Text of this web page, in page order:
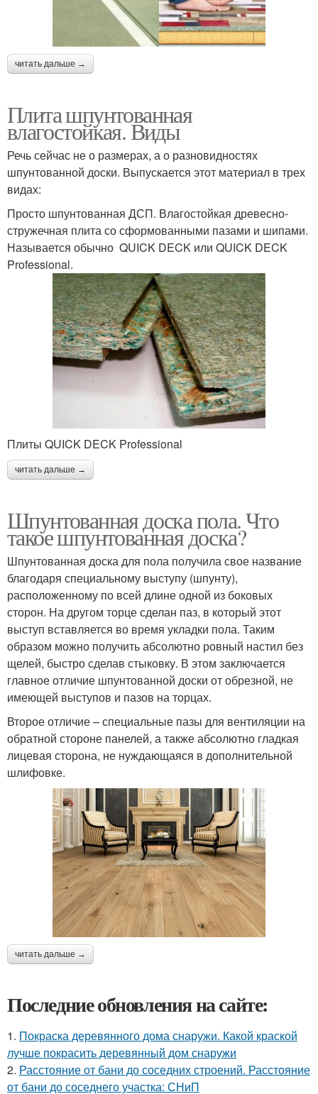
читать дальше →
Плита шпунтованная
влагостойкая. Виды
Речь сейчас не о размерах, а о разновидностях
шпунтованной доски. Выпускается этот материал в трех
видах:
Просто шпунтованная ДСП. Влагостойкая древесно-
стружечная плита со сформованными пазами и шипами.
Называется обычно QUICK DECK или QUICK DECK
Professional.
Плиты QUICK DECK Professional
читать дальше →
Шпунтованная доска пола. Что
такое шпунтованная доска?
Шпунтованная доска для пола получила свое название
благодаря специальному выступу (шпунту),
расположенному по всей длине одной из боковых
сторон. На другом торце сделан паз, в который этот
выступ вставляется во время укладки пола. Таким
образом можно получить абсолютно ровный настил без
щелей, быстро сделав стыковку. В этом заключается
главное отличие шпунтованной доски от обрезной, не
имеющей выступов и пазов на торцах.
Второе отличие – специальные пазы для вентиляции на
обратной стороне панелей, а также абсолютно гладкая
лицевая сторона, не нуждающаяся в дополнительной
шлифовке.
читать дальше →
Последние обновления на сайте:
1. Покраска деревянного дома снаружи. Какой краской
лучше покрасить деревянный дом снаружи
2. Расстояние от бани до соседних строений. Расстояние
от бани до соседнего участка: СНиП